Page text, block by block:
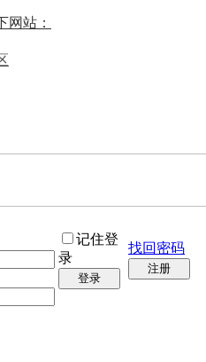
网站：
记住登
录
登录
找回密码
注册